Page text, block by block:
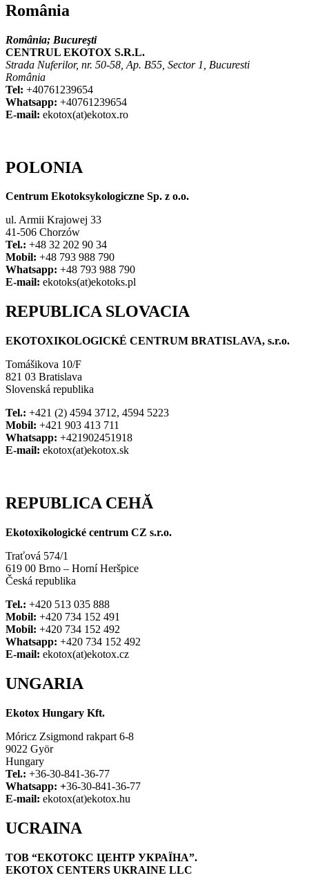
România
România; Bucureşti
CENTRUL EKOTOX S.R.L.
Strada Nuferilor, nr. 50-58, Ap. B55, Sector 1, Bucuresti
România
Tel: +40761239654
Whatsapp: +40761239654
E-mail: ekotox(at)ekotox.ro
POLONIA
Centrum Ekotoksykologiczne Sp. z o.o.
ul. Armii Krajowej 33
41-506 Chorzów
Tel.: +48 32 202 90 34
Mobil: +48 793 988 790
Whatsapp: +48 793 988 790
E-mail: ekotoks(at)ekotoks.pl
REPUBLICA SLOVACIA
EKOTOXIKOLOGICKÉ CENTRUM BRATISLAVA, s.r.o.
Tomášikova 10/F
821 03 Bratislava
Slovenská republika
Tel.: +421 (2) 4594 3712, 4594 5223
Mobil: +421 903 413 711
Whatsapp: +421902451918
E-mail: ekotox(at)ekotox.sk
REPUBLICA CEHĂ
Ekotoxikologické centrum CZ s.r.o.
Traťová 574/1
619 00 Brno – Horní Heršpice
Česká republika
Tel.: +420 513 035 888
Mobil: +420 734 152 491
Mobil: +420 734 152 492
Whatsapp: +420 734 152 492
E-mail: ekotox(at)ekotox.cz
UNGARIA
Ekotox Hungary Kft.
Móricz Zsigmond rakpart 6-8
9022 Györ
Hungary
Tel.: +36-30-841-36-77
Whatsapp: +36-30-841-36-77
E-mail: ekotox(at)ekotox.hu
UCRAINA
ТОВ “ЕКОТОКС ЦЕНТР УКРАЇНА”.
EKOTOX CENTERS UKRAINE LLC